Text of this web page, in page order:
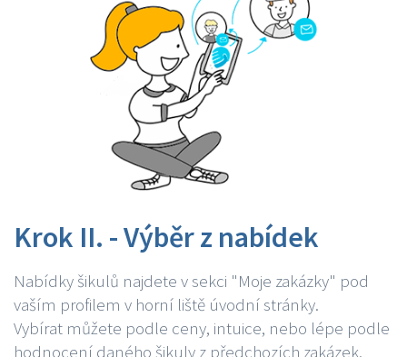
Krok II. - Výběr z nabídek
Nabídky šikulů najdete v sekci "Moje zakázky" pod
vaším profilem v horní liště úvodní stránky.
Vybírat můžete podle ceny, intuice, nebo lépe podle
hodnocení daného šikuly z předchozích zakázek.